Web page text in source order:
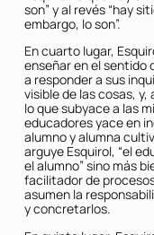
son” y al revés “hay
embargo, lo son”.
En cuarto lugar,
enseñar en el sentido
a responder a sus
visible de las cosas,
lo que subyace a las
educadores yace en
alumno y alumna
arguye Esquirol, “el
el alumno” sino más
facilitador de
asumen la
y concretarlos.